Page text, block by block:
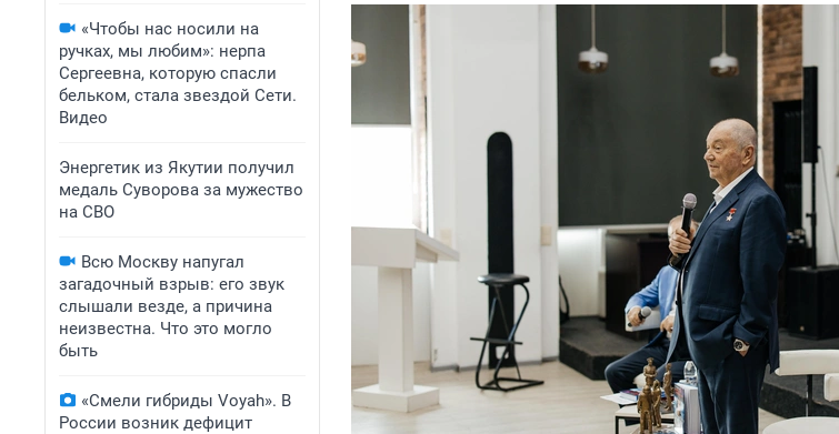
«Чтобы нас носили на
ручках, мы любим»: нерпа
Сергеевна, которую спасли
бельком, стала звездой Сети.
Видео
Энергетик из Якутии получил
медаль Суворова за мужество
на СВО
Всю Москву напугал
загадочный взрыв: его звук
слышали везде, а причина
неизвестна. Что это могло
быть
«Смели гибриды Voyah». В
России возник дефицит